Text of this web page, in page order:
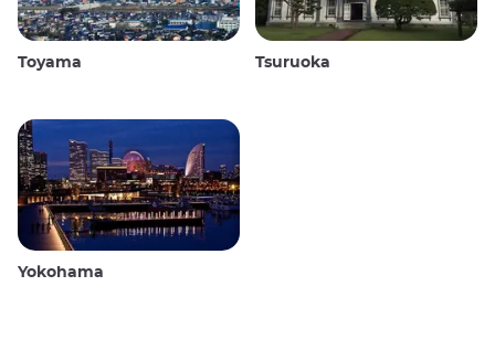
Toyama Tsuruoka
Yokohama